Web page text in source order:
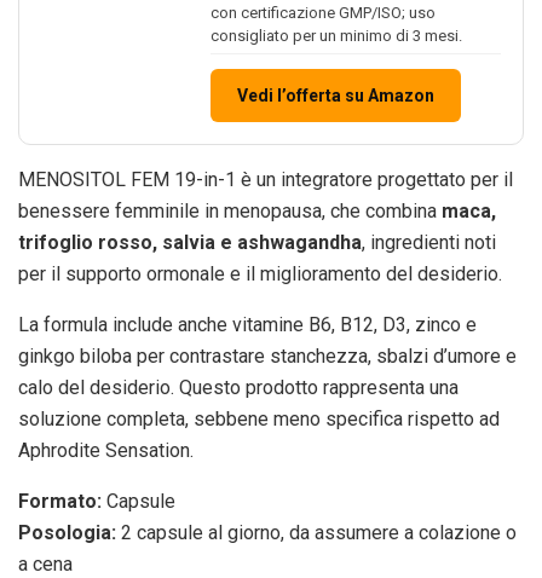
con certificazione GMP/ISO; uso
consigliato per un minimo di 3 mesi.
Vedi l’offerta su Amazon
MENOSITOL FEM 19-in-1 è un integratore progettato per il
benessere femminile in menopausa, che combina maca,
trifoglio rosso, salvia e ashwagandha, ingredienti noti
per il supporto ormonale e il miglioramento del desiderio.
La formula include anche vitamine B6, B12, D3, zinco e
ginkgo biloba per contrastare stanchezza, sbalzi d’umore e
calo del desiderio. Questo prodotto rappresenta una
soluzione completa, sebbene meno specifica rispetto ad
Aphrodite Sensation.
Formato: Capsule
Posologia: 2 capsule al giorno, da assumere a colazione o
a cena